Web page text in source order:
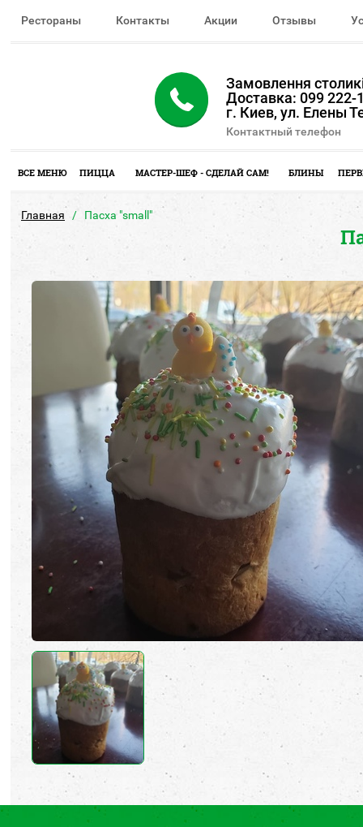
Рестораны Контакты Акции Отзывы
Замовлення
Доставка: 099 222-
г. Киев, ул. Елены
Контактный телефон
ВСЕ МЕНЮ ПИЦЦА МАСТЕР-ШЕФ - СДЕЛАЙ САМ! БЛИНЫ
Главная Пасха "small"